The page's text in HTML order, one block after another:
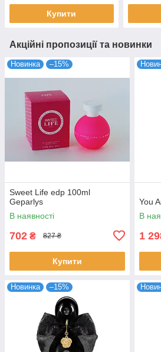
Купити
Акційні пропозиції та новинки
Новинка –15%
Sweet Life edp 100ml
Geparlys
В наявності
702 ₴ 827 ₴
Купити
You
В
1
Новинка –15%